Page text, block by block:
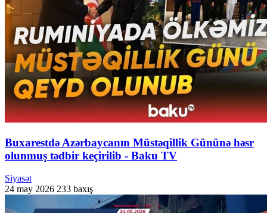
Buxarestdə Azərbaycanın Müstəqillik Gününə həsr
olunmuş tədbir keçirilib - Baku TV
Siyasət
24 may 2026 233 baxış